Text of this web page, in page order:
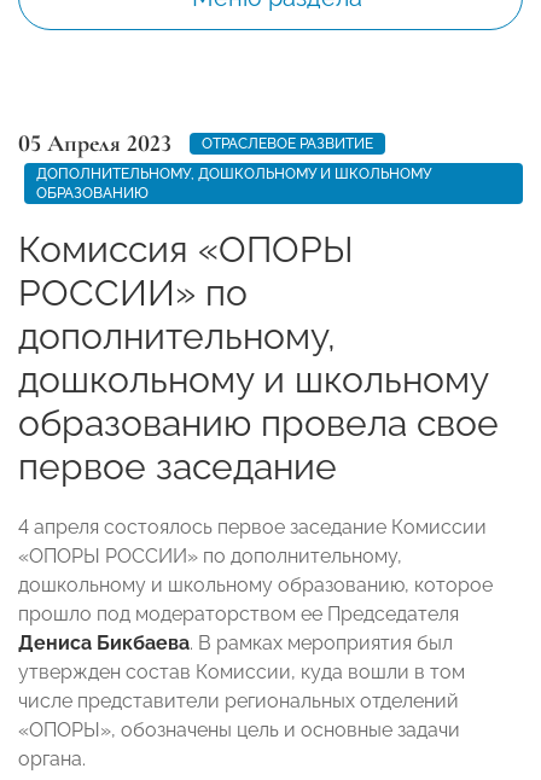
05 Апреля 2023
ОТРАСЛЕВОЕ РАЗВИТИЕ
ДОПОЛНИТЕЛЬНОМУ, ДОШКОЛЬНОМУ И ШКОЛЬНОМУ
ОБРАЗОВАНИЮ
Комиссия «ОПОРЫ
РОССИИ» по
дополнительному,
дошкольному и школьному
образованию провела свое
первое заседание
4 апреля состоялось первое заседание Комиссии
«ОПОРЫ РОССИИ» по дополнительному,
дошкольному и школьному образованию, которое
прошло под модераторством ее Председателя
Дениса Бикбаева. В рамках мероприятия был
утвержден состав Комиссии, куда вошли в том
числе представители региональных отделений
«ОПОРЫ», обозначены цель и основные задачи
органа.